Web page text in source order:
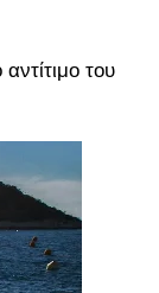
του